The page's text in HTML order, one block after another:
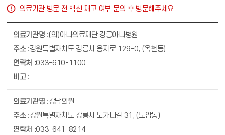
의료기관 방문 전 백신 재고 여부 문의 후 방문해주세요
(의)아나의료재단 강릉아나병원
강원특별자치도 강릉시 용지로 129-0, (옥천동)
033-610-1100
강남의원
강원특별자치도 강릉시 노가니길 31, (노암동)
033-641-8214